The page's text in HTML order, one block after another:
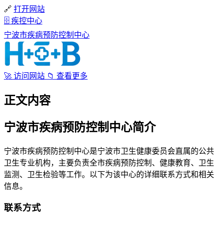
🔗 打开网站
🗄 疾控中心
宁波市疾病预防控制中心
🚀 访问网站 📁 查看更多
正文内容
宁波市疾病预防控制中心简介
宁波市疾病预防控制中心是宁波市卫生健康委员会直属的公共
卫生专业机构，主要负责全市疾病预防控制、健康教育、卫生
监测、卫生检验等工作。以下为该中心的详细联系方式和相关
信息。
联系方式